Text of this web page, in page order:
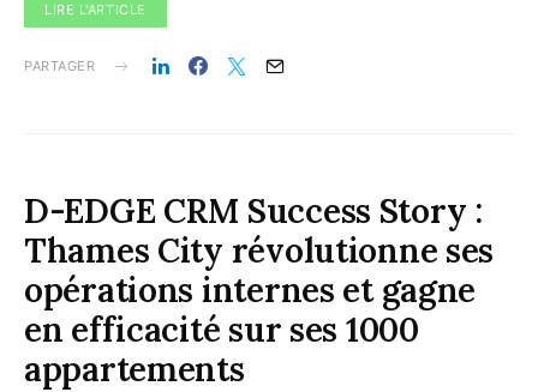
LIRE L'ARTICLE
PARTAGER
D-EDGE CRM Success Story :
Thames City révolutionne ses
opérations internes et gagne
en efficacité sur ses 1000
appartements